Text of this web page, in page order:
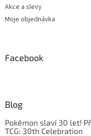
Akce a slevy
Moje objednávka
Facebook
Blog
Pokémon slaví 30 let!
TCG: 30th Celebration